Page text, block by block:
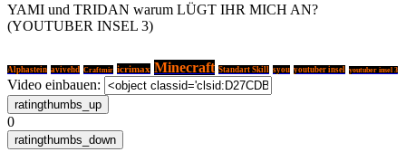
YAMI und TRIDAN warum LÜGT IHR MICH AN?
(YOUTUBER INSEL 3)
Alphastein avivehd Craftmir icrimax Minecraft Standart Skill syou youtuber insel youtuber insel 3
Video einbauen:
0